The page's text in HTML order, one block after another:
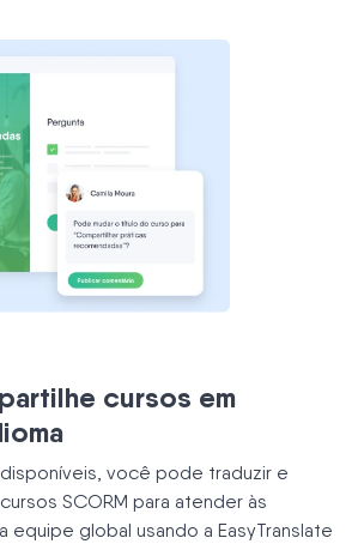
cursos em
você pode traduzir e
SCORM para atender às
equipe global usando a EasyTranslate